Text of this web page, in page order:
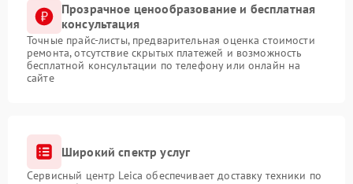
Прозрачное ценообразование и бесплатная
консультация
Точные прайс-листы, предварительная оценка стоимости
ремонта, отсутствие скрытых платежей и возможность
бесплатной консультации по телефону или онлайн на
сайте
Широкий спектр услуг
Сервисный центр Leica обеспечивает доставку техники по